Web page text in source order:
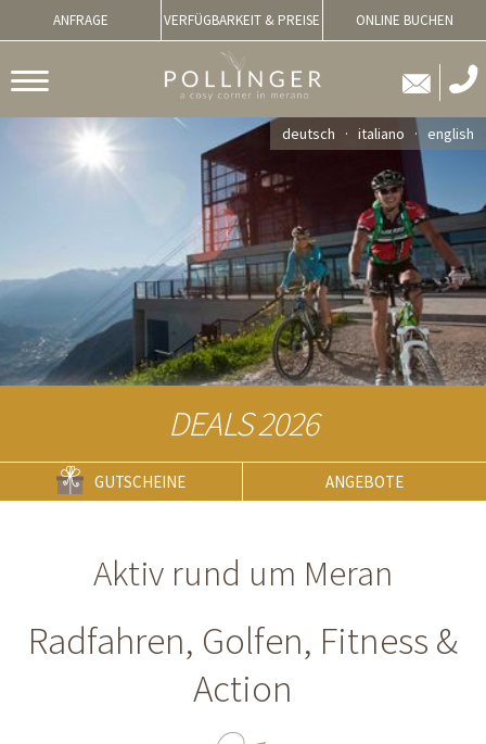
ANFRAGE VERFÜGBARKEIT & PREISE ONLINE BUCHEN
deutsch italiano english
DEALS 2026
GUTSCHEINE ANGEBOTE
Aktiv rund um Meran
Radfahren, Golfen, Fitness &
Action